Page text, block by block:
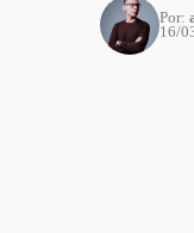
Por:
16/